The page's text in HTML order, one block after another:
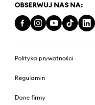
OBSERWUJ NAS NA:
Polityka prywatności
Regulamin
Dane firmy